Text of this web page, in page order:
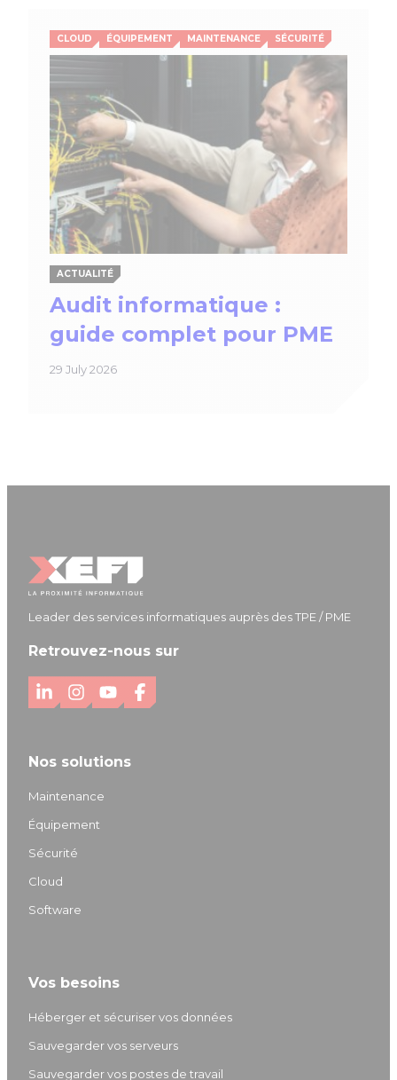
CLOUD ÉQUIPEMENT MAINTENANCE SÉCURITÉ
ACTUALITÉ
Audit informatique :
guide complet pour PME
29 July 2026
Leader des services informatiques auprès des TPE / PME
Retrouvez-nous sur
L
k
e
n
I
t
a
a
Y
T
F
Nos solutions
Maintenance
Équipement
Sécurité
Cloud
Software
Vos besoins
Héberger et sécuriser vos données
Sauvegarder vos serveurs
Sauvegarder vos postes de travail